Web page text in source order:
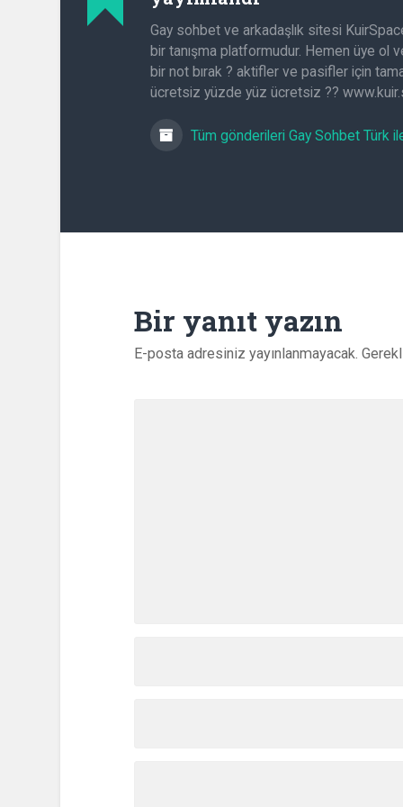
Gay sohbet ve arkadaşlık sitesi
bir tanışma platformudur. Hemen üye ol
bir not bırak ? aktifler ve pasifler için
ücretsiz yüzde yüz ücretsiz ??
Tüm gönderileri Gay Sohbet Türk
Bir yanıt yazın
E-posta adresiniz yayınlanmayacak.